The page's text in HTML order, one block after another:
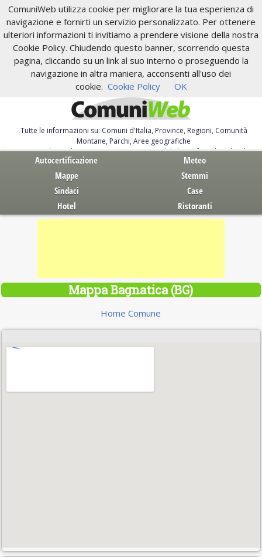
ComuniWeb utilizza cookie per migliorare la tua esperienza di
navigazione e fornirti un servizio personalizzato. Per ottenere
ulteriori informazioni ti invitiamo a prendere visione della nostra
Cookie Policy. Chiudendo questo banner, scorrendo questa
pagina, cliccando su un link al suo interno o proseguendo la
navigazione in altra maniera, acconsenti all'uso dei
cookie. Cookie Policy OK
Tutte le informazioni su: Comuni d'Italia, Province, Regioni, Comunità
Montane, Parchi, Aree geografiche
Servizi al Cittadino. Autocertificazione, moduli, leggi, free download
Autocertificazione
Meteo
Mappe
Stemmi
Sindaci
Case
Hotel
Ristoranti
Mappa Bagnatica (BG)
Home Comune